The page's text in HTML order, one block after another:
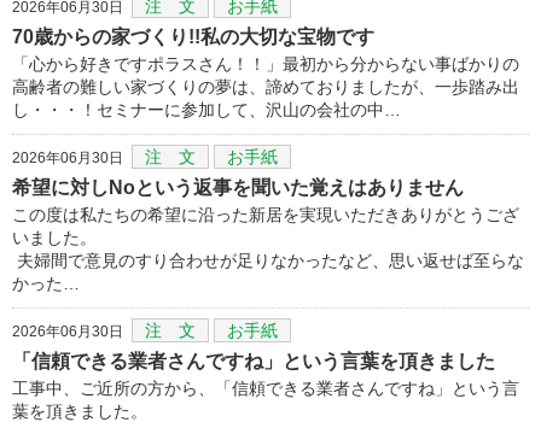
2026年06月30日 注 文 お手紙
70歳からの家づくり!!私の大切な宝物です
「心から好きですポラスさん！！」最初から分からない事ばかりの
高齢者の難しい家づくりの夢は、諦めておりましたが、一歩踏み出
し・・・！セミナーに参加して、沢山の会社の中…
2026年06月30日 注 文 お手紙
希望に対しNoという返事を聞いた覚えはありません
この度は私たちの希望に沿った新居を実現いただきありがとうござ
いました。
夫婦間で意見のすり合わせが足りなかったなど、思い返せば至らな
かった…
2026年06月30日 注 文 お手紙
「信頼できる業者さんですね」という言葉を頂きました
工事中、ご近所の方から、「信頼できる業者さんですね」という言
葉を頂きました。